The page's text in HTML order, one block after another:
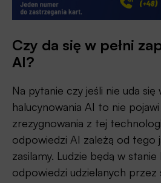
Czy da się w pełni
AI?
Na pytanie czy jeśli nie uda się
halucynowania AI to nie
zrezygnowania z tej
odpowiedzi AI zależą od tego
zasilamy. Ludzie będą w
odpowiedzi udzielanych przez